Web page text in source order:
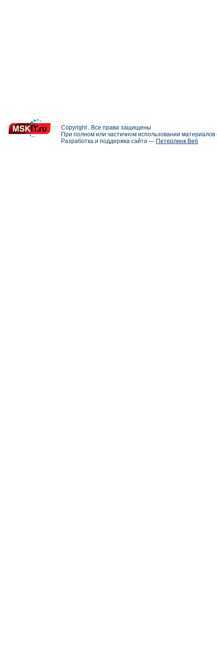
Copyright . Все права защищены
При полном или частичном использовании
Разработка и поддержка сайта — Петерлинк Веб